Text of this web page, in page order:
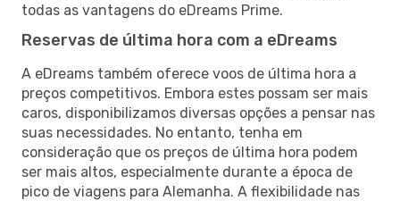
todas as vantagens do eDreams Prime.
Reservas de última hora com a eDreams
A eDreams também oferece voos de última hora a
preços competitivos. Embora estes possam ser mais
caros, disponibilizamos diversas opções a pensar nas
suas necessidades. No entanto, tenha em
consideração que os preços de última hora podem
ser mais altos, especialmente durante a época de
pico de viagens para Alemanha. A flexibilidade nas